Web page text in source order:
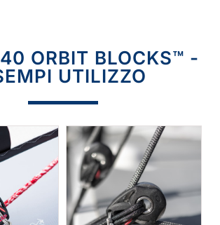
ORBIT BLOCKS™ -
UTILIZZO